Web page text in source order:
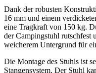
Dank der robusten
16 mm und einem
eine Tragkraft von 150 kg.
der Campingstuhl rutschfest
weicherem Untergrund für
Die Montage des Stuhls ist
Stangensystem. Der Stuhl